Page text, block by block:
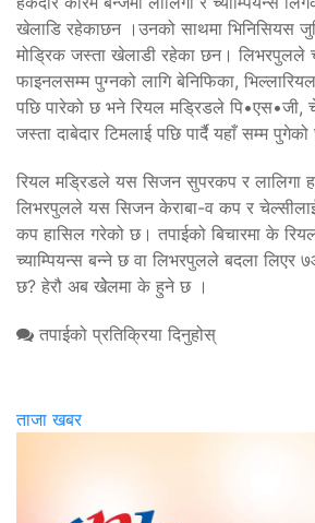
खेलाडि रहेकाछन ।उनको साथमा भिनिसियस
मोड्रिक जस्ता खेलाडी रहेका छन। लिभरपुलले
फाइनलसम्म पुग्नको लागि बेनिफिका,
पछि पारेको छ भने रियल मड्रिडले पि•एस•जी,
जस्ता दाबेदार टिमलाई पछि पार्दै यहाँ सम्म
रियल मड्रिडले यस सिजन सुपरकप र लालिगा
लिभरपुलले यस सिजन केराबा-व कप र चेल्सीलाई
कप हासिल गरेको छ। तपाईको बिचारमा के
च्याम्पियन्स बन्ने छ वा लिभरपुलले बदला लिएर
छ? हेरौ अब खेेलमा के हुने छ ।
तपाईको प्रतिक्रिया दिनुहोस्
ताजा खबर